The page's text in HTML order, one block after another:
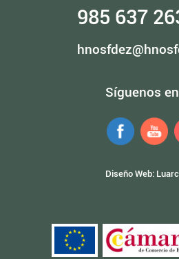
985 637
Síguenos
Diseño Web: